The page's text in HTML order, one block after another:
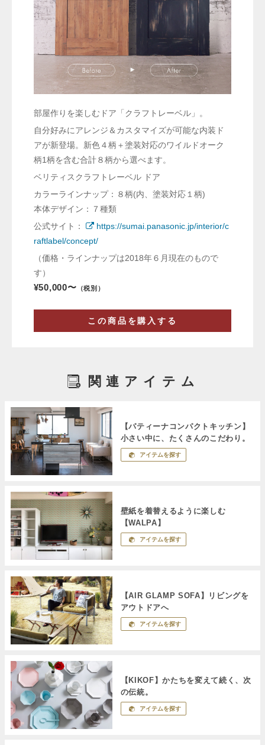
部屋作りを楽しむドア「クラフトレーベル」。
自分好みにアレンジ＆カスタマイズが可能な内装ド
アが新登場。新色４柄＋塗装対応のワイルドオーク
柄1柄を含む合計８柄から選べます。
ベリティスクラフトレーベル ドア
カラーラインナップ：８柄(内、塗装対応１柄)
本体デザイン：７種類
公式サイト：
https://sumai.panasonic.jp/interior/c
raftlabel/concept/
（価格・ラインナップは2018年６月現在のもので
す）
¥50,000〜 （税別）
この商品を購入する
関連アイテム
【パティーナコンパクトキッチン】
小さい中に、たくさんのこだわり。
アイテムを探す
壁紙を着替えるように楽しむ
【WALPA】
アイテムを探す
【AIR GLAMP SOFA】リビングを
アウトドアへ
アイテムを探す
【KIKOF】かたちを変えて続く、次
の伝統。
アイテムを探す